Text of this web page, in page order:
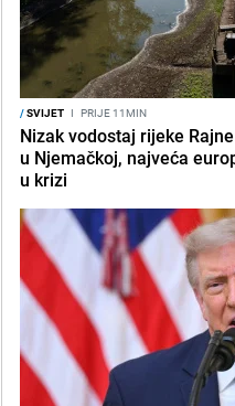
/SVIJET I PRIJE 11MIN
Nizak vodostaj rijeke
u Njemačkoj, najveća
u krizi